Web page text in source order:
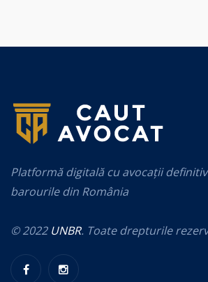
Platformă digitală cu avocații
barourile din România
© 2022 UNBR. Toate drepturile